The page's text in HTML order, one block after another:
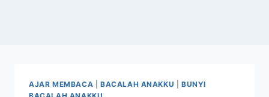
AJAR MEMBACA BACALAH ANAKKU |BUNYI